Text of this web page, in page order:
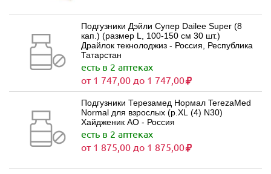
Подгузники Дэйли Супер Dailee Super (8
кап.) (размер L, 100-150 см 30 шт.)
Драйлок текнолоджиз - Россия, Республика
Татарстан
есть в 2 аптеках
от 1 747,00 до 1 747,00
Подгузники Терезамед Нормал TerezaMed
Normal для взрослых (р.XL (4) N30)
Хайдженик АО - Россия
есть в 2 аптеках
от 1 875,00 до 1 875,00